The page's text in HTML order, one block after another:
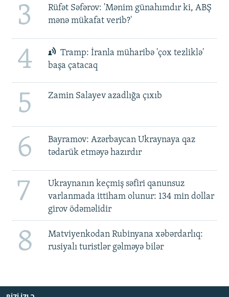
3
Rüfət Səfərov: 'Mənim günahımdır ki, ABŞ
mənə mükafat verib?'
4
Tramp: İranla müharibə 'çox tezliklə'
başa çatacaq
5 Zamin Salayev azadlığa çıxıb
6
Bayramov: Azərbaycan Ukraynaya qaz
tədarük etməyə hazırdır
7
Ukraynanın keçmiş səfiri qanunsuz
varlanmada ittiham olunur: 134 min dollar
girov ödəməlidir
8
Matviyenkodan Rubinyana xəbərdarlıq:
rusiyalı turistlər gəlməyə bilər